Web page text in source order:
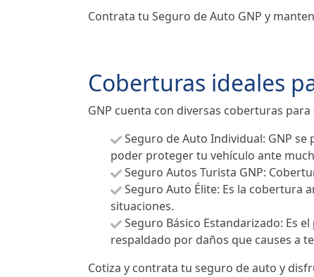
Contrata tu Seguro de Auto GNP y
Coberturas ideales
GNP cuenta con diversas coberturas
Seguro de Auto Individual: GNP
poder proteger tu vehículo ante
Seguro Autos Turista GNP:
Seguro Auto Élite: Es la cobertura
situaciones.
Seguro Básico Estandarizado: Es
respaldado por daños que causes a
Cotiza y contrata tu seguro de auto y